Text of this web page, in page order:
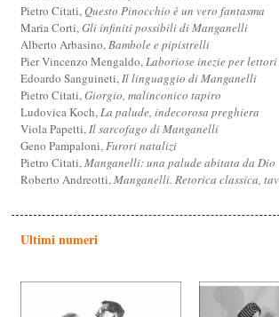
Pietro Citati,Questo Pinocchio è un vero fantasma
Maria Corti,Gli infiniti possibili di Manganelli
Alberto Arbasino,Bambole e pipistrelli
Pier Vincenzo Mengaldo,Laboriose inezie per
Edoardo Sanguineti,Il linguaggio di Manganelli
Pietro Citati,Giorgio, malinconico tapiro
Ludovica Koch,La palude, indecorosa preghiera
Viola Papetti,Il sarcofago di Manganelli
Geno Pampaloni,Furori natalizi
Pietro Citati,Manganelli: una palude abitata da Dio
Roberto Andreotti,Manganelli. Retorica classica,
Ultimi numeri